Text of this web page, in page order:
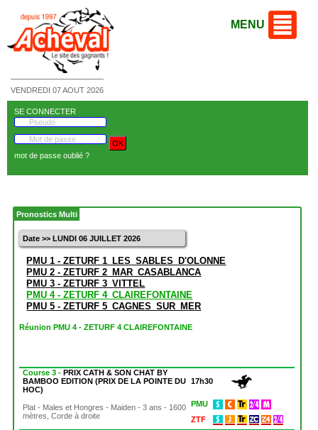
VENDREDI 07 AOUT 2026
MENU
SE CONNECTER
mot de passe oublié ?
Pronostics Multi
Date >> LUNDI 06 JUILLET 2026
PMU 1 - ZETURF 1_LES_SABLES_D'OLONNE
PMU 2 - ZETURF 2_MAR_CASABLANCA
PMU 3 - ZETURF 3_VITTEL
PMU 4 - ZETURF 4_CLAIREFONTAINE
PMU 5 - ZETURF 5_CAGNES_SUR_MER
Réunion PMU 4 - ZETURF 4 CLAIREFONTAINE
Course 3 -PRIX CATH & SON CHAT BY
BAMBOO EDITION (PRIX DE LA POINTE DU
HOC)
17h30
Plat - Males et Hongres - Maiden - 3 ans - 1600
mètres, Corde à droite
PMU
ZTF